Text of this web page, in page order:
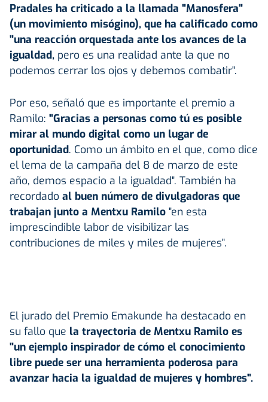
Pradales ha criticado a la llamada "Manosfera"
(un movimiento misógino), que ha calificado como
"una reacción orquestada ante los avances de la
igualdad, pero es una realidad ante la que no
podemos cerrar los ojos y debemos combatir".
Por eso, señaló que es importante el premio a
Ramilo: "Gracias a personas como tú es posible
mirar al mundo digital como un lugar de
oportunidad. Como un ámbito en el que, como dice
el lema de la campaña del 8 de marzo de este
año, demos espacio a la igualdad". También ha
recordado al buen número de divulgadoras que
trabajan junto a Mentxu Ramilo "en esta
imprescindible labor de visibilizar las
contribuciones de miles y miles de mujeres".
El jurado del Premio Emakunde ha destacado en
su fallo que la trayectoria de Mentxu Ramilo es
"un ejemplo inspirador de cómo el conocimiento
libre puede ser una herramienta poderosa para
avanzar hacia la igualdad de mujeres y hombres".